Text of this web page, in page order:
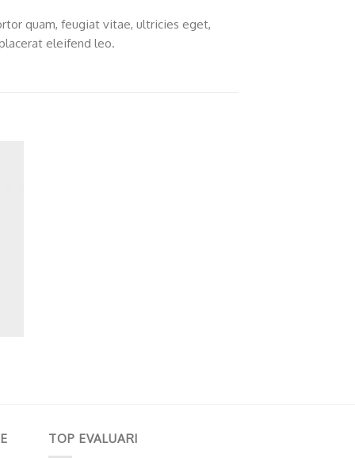
quam, feugiat vitae, ultricies eget,
eleifend leo.
TOP EVALUARI